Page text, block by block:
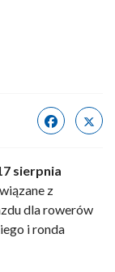
sierpnia
z
dla rowerów
i ronda